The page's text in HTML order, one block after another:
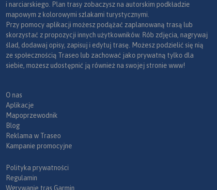
i narciarskiego. Plan trasy zobaczysz na autorskim podkładzie
mapowym z kolorowymi szlakami turystycznymi.
Przy pomocy aplikacji możesz podążać zaplanowaną trasą lub
skorzystać z propozycji innych użytkowników. Rób zdjęcia, nagrywaj
ślad, dodawaj opisy, zapisuj i edytuj trasę. Możesz podzielić się nią
ze społecznością Traseo lub zachować jako prywatną tylko dla
siebie, możesz udostępnić ją również na swojej stronie www!
O nas
Aplikacje
Mapoprzewodnik
Blog
Reklama w Traseo
Kampanie promocyjne
Polityka prywatności
Regulamin
Wgrywanie tras Garmin